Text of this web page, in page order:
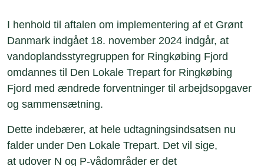
I henhold til aftalen om implementering af et Grønt
Danmark indgået 18. november 2024 indgår, at
vandoplandsstyregruppen for Ringkøbing Fjord
omdannes til Den Lokale Trepart for Ringkøbing
Fjord med ændrede forventninger til arbejdsopgaver
og sammensætning.
Dette indebærer, at hele udtagningsindsatsen nu
falder under Den Lokale Trepart. Det vil sige,
at udover N og P-vådområder er det